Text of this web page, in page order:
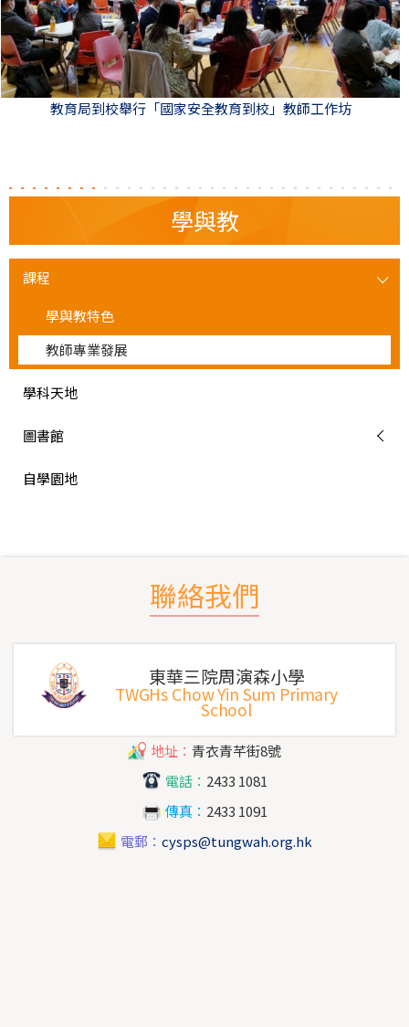
教育局到校舉行「國家安全教育到校」教師工作坊
學與教
課程
學與教特色
教師專業發展
學科天地
圖書館
自學園地
聯絡我們
東華三院周演森小學
TWGHs Chow Yin Sum Primary
School
地址： 青衣青芊街8號
電話： 2433 1081
傳真： 2433 1091
電郵： cysps@tungwah.org.hk